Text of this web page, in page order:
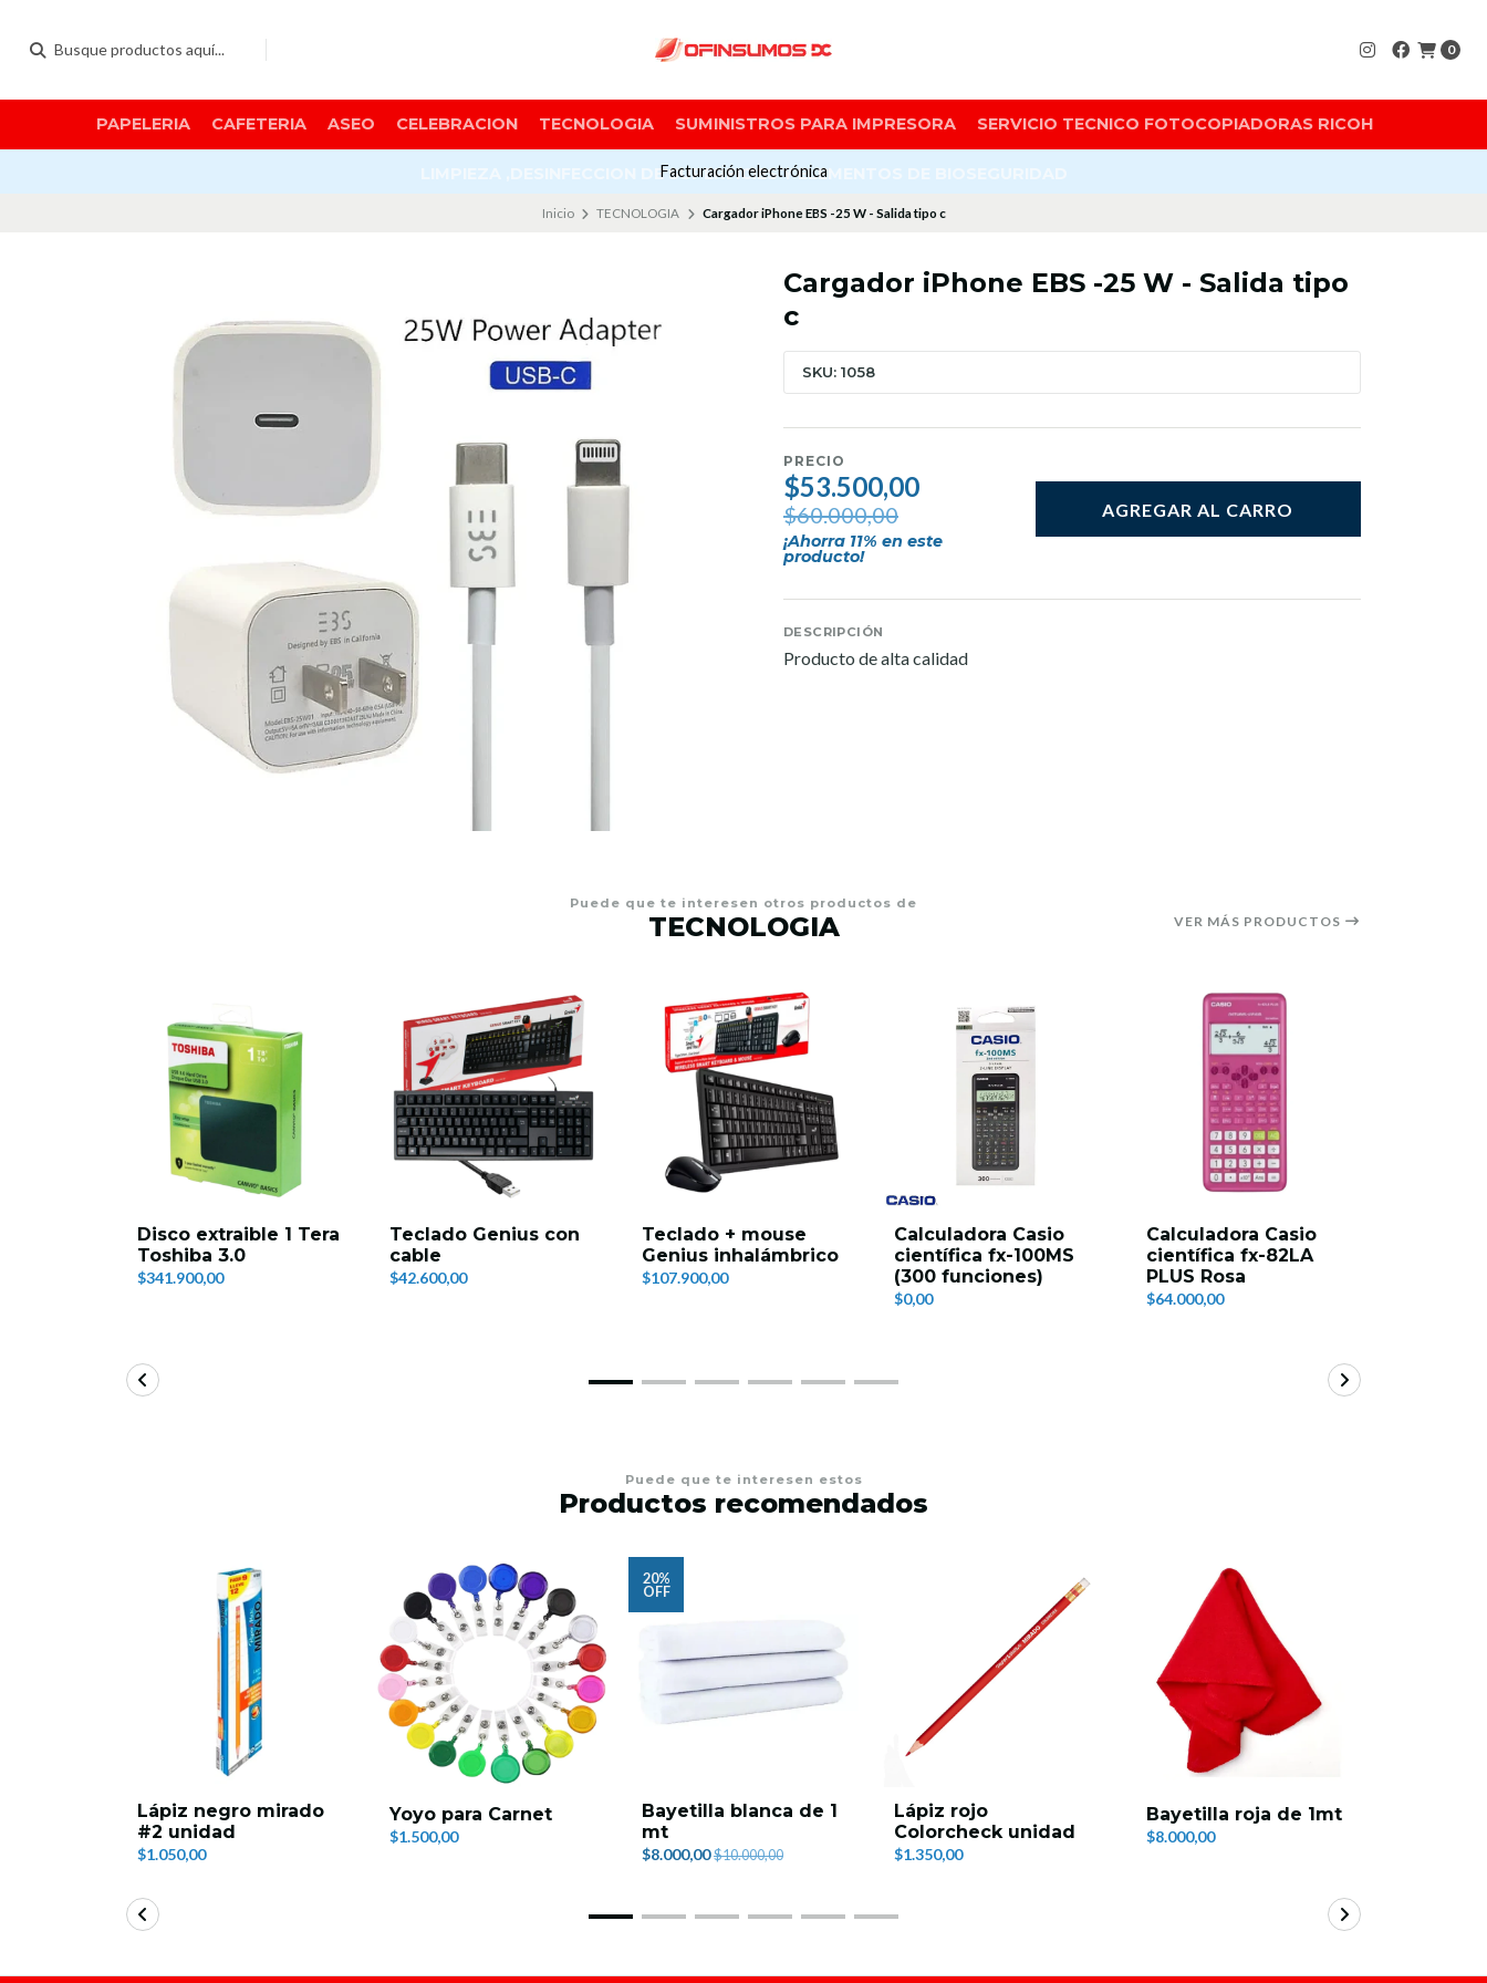
0
PAPELERIA CAFETERIA ASEO CELEBRACION TECNOLOGIA SUMINISTROS PARA IMPRESORA SERVICIO TECNICO FOTOCOPIADORAS RICOH
LIMPIEZA ,DESINFECCION DE SUPERFICIES Y ELEMENTOS DE BIOSEGURIDAD
Facturación electrónica
Inicio TECNOLOGIA Cargador iPhone EBS -25 W - Salida tipo c
Cargador iPhone EBS -25 W - Salida tipo
c
SKU: 1058
PRECIO
$53.500,00
$60.000,00
¡Ahorra 11% en este
producto!
AGREGAR AL CARRO
DESCRIPCIÓN
Producto de alta calidad
Puede que te interesen otros productos de
TECNOLOGIA VER MÁS PRODUCTOS
Disco extraible 1 Tera
Toshiba 3.0
$341.900,00
Teclado Genius con
cable
$42.600,00
Teclado + mouse
Genius inhalámbrico
$107.900,00
Calculadora Casio
científica fx-100MS
(300 funciones)
$0,00
Calculadora Casio
científica fx-82LA
PLUS Rosa
$64.000,00
Puede que te interesen estos
Productos recomendados
Lápiz negro mirado
#2 unidad
$1.050,00
Yoyo para Carnet
$1.500,00
20%
OFF
Bayetilla blanca de 1
mt
$8.000,00 $10.000,00
Lápiz rojo
Colorcheck unidad
$1.350,00
Bayetilla roja de 1mt
$8.000,00